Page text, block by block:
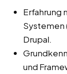
Erfahrung
Systemen
Drupal.
und